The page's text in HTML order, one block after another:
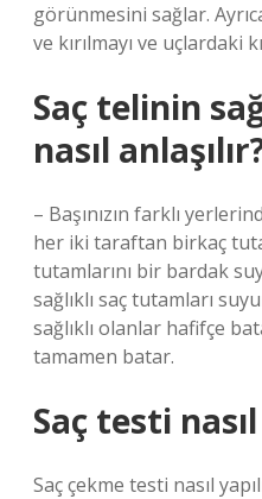
görünmesini sağlar.
ve kırılmayı ve uçlardaki
Saç telinin
nasıl
– Başınızın farklı
her iki taraftan birkaç
tutamlarını bir bardak
sağlıklı saç tutamları
sağlıklı olanlar hafifçe
tamamen batar.
Saç testi nasıl
Saç çekme testi nasıl